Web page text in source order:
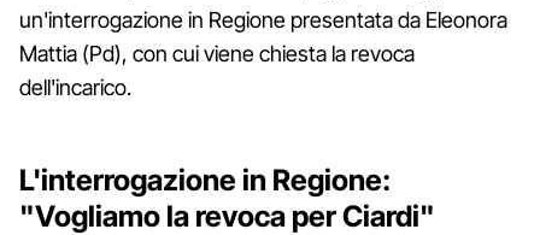
un'interrogazione in Regione presentata da Eleonora
Mattia (Pd), con cui viene chiesta la revoca
dell'incarico.
L'interrogazione in Regione:
"Vogliamo la revoca per Ciardi"